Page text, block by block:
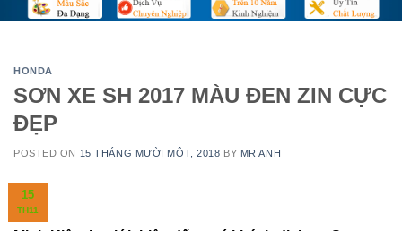
HONDA
SƠN XE SH 2017 MÀU ĐEN ZIN CỰC
ĐẸP
POSTED ON 15 THÁNG MƯỜI MỘT, 2018 BY MR ANH
15
TH11